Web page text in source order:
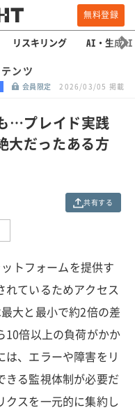
無料登録
リスキリング AI・生成AI
ンツ
会員限定 2026/03/05 掲載
…プレイド実践
大だったある方
共有する
トフォームを提供す
れているためアクセス
大と最小で約2倍の差
10倍以上の負荷がかか
は、エラーや障害をリ
きる監視体制が必要だ
クスを一元的に集約し